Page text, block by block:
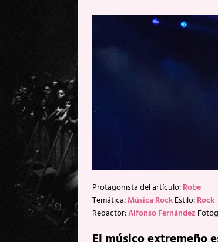
[ 17 mayo, 2026 ]
[ 17 mayo, 2026 ]
Protagonista del artículo:Robe
Temática:Música RockEstilo:Rock
Redactor:Alfonso Fernández